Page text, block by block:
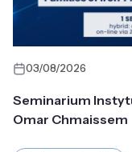
03/08/2026
Seminarium
Omar Chmaissem